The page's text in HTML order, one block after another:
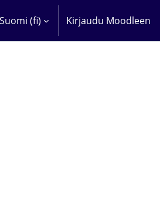
Suomi ‎(fi)‎ Kirjaudu Moodleen